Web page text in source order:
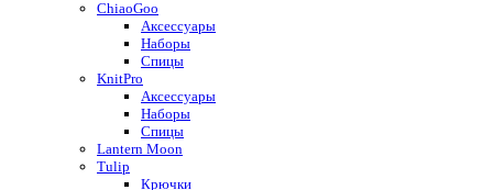
ChiaoGoo
Аксессуары
Наборы
Спицы
KnitPro
Аксессуары
Наборы
Спицы
Lantern Moon
Tulip
Крючки